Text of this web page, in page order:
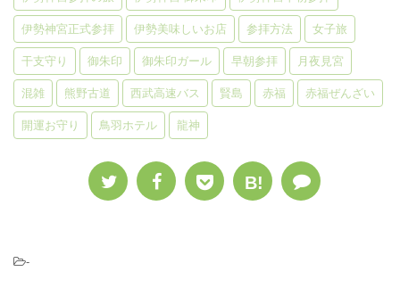
伊勢神宮正式参拝 伊勢美味しいお店 参拝方法 女子旅
干支守り 御朱印 御朱印ガール 早朝参拝 月夜見宮
混雑 熊野古道 西武高速バス 賢島 赤福 赤福ぜんざい
開運お守り 鳥羽ホテル 龍神
B!
-